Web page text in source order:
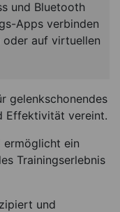
und Bluetooth
Apps verbinden
oder auf virtuellen
gelenkschonendes
Effektivität vereint.
ermöglicht ein
Trainingserlebnis
und